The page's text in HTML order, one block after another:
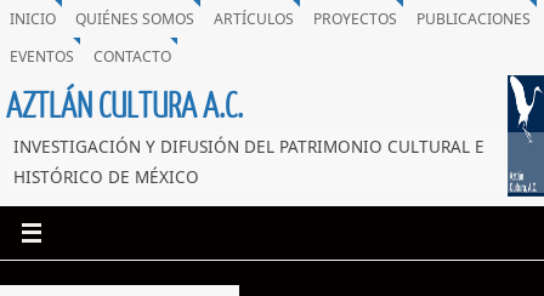
INICIO QUIÉNES SOMOS ARTÍCULOS PROYECTOS
PUBLICACIONES
EVENTOS
CONTACTO
AZTLÁN CULTURA A.C.
INVESTIGACIÓN Y DIFUSIÓN DEL PATRIMONIO CULTURAL E
HISTÓRICO DE MÉXICO